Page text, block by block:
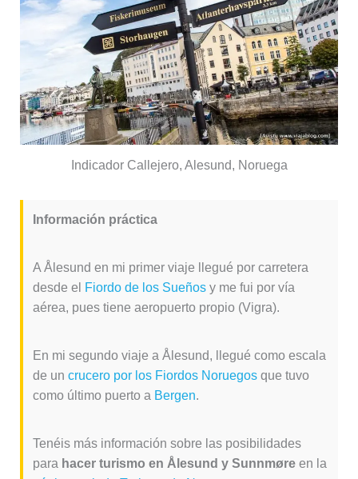
Indicador Callejero, Alesund, Noruega
Información práctica
A Ålesund en mi primer viaje llegué por carretera
desde el
Fiordo de los Sueñosy me fui por vía
aérea, pues tiene aeropuerto propio (Vigra).
En mi segundo viaje a Ålesund, llegué como escala
de un crucero por los Fiordos Noruegosque tuvo
como último puerto a Bergen.
Tenéis más información sobre las posibilidades
para hacer turismo en Ålesund y Sunnmøreen la